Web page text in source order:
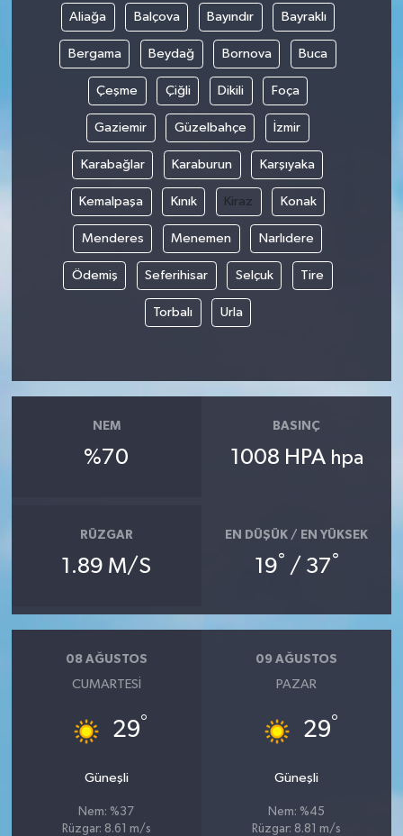
Aliağa Balçova Bayındır Bayraklı
Bergama Beydağ Bornova Buca
Çeşme Çiğli Dikili Foça
Gaziemir Güzelbahçe İzmir
Karabağlar Karaburun Karşıyaka
Kemalpaşa Kınık Kiraz Konak
Menderes Menemen Narlıdere
Ödemiş Seferihisar Selçuk Tire
Torbalı Urla
NEM
%70
BASINÇ
1008 HPA hpa
RÜZGAR
1.89 M/S
EN DÜŞÜK / EN YÜKSEK
19° / 37°
08 AĞUSTOS
CUMARTESI
29°
Güneşli
Nem: %37
Rüzgar: 8.61 m/s
09 AĞUSTOS
PAZAR
29°
Güneşli
Nem: %45
Rüzgar: 8.81 m/s